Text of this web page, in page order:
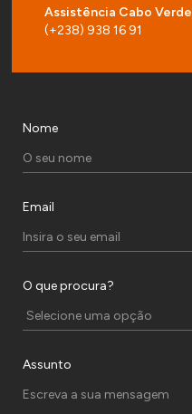
Assistência Cabo Verde
(+238) 938 16 91
Nome
Email
O que procura?
Assunto